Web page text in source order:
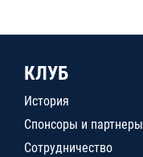
КЛУБ
История
Спонсоры и партнеры
Сотрудничество